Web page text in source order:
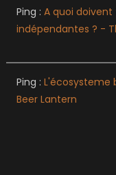
Ping : A quoi doivent
indépendantes ? -
Ping : L'écosysteme
Beer Lantern